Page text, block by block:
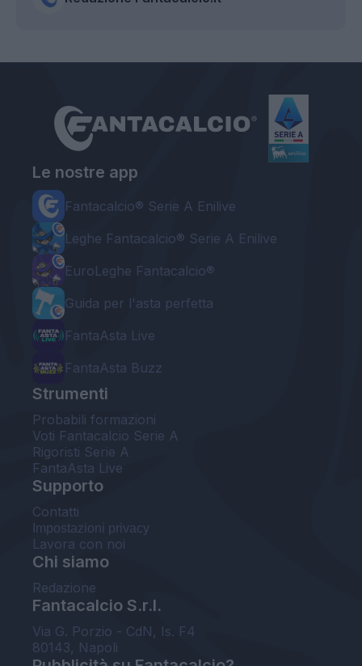
Le nostre app
Fantacalcio® Serie A Enilive
Leghe Fantacalcio® Serie A Enilive
EuroLeghe Fantacalcio®
Guida per l'asta perfetta
FantaAsta Live
FantaAsta Buzz
Strumenti
Probabili formazioni
Voti Fantacalcio Serie A
Rigoristi Serie A
FantaAsta Live
Supporto
Contatti
Impostazioni privacy
Lavora con noi
Chi siamo
Redazione
Fantacalcio S.r.l.
Via G. Porzio - CdN, Is. F4
80143, Napoli